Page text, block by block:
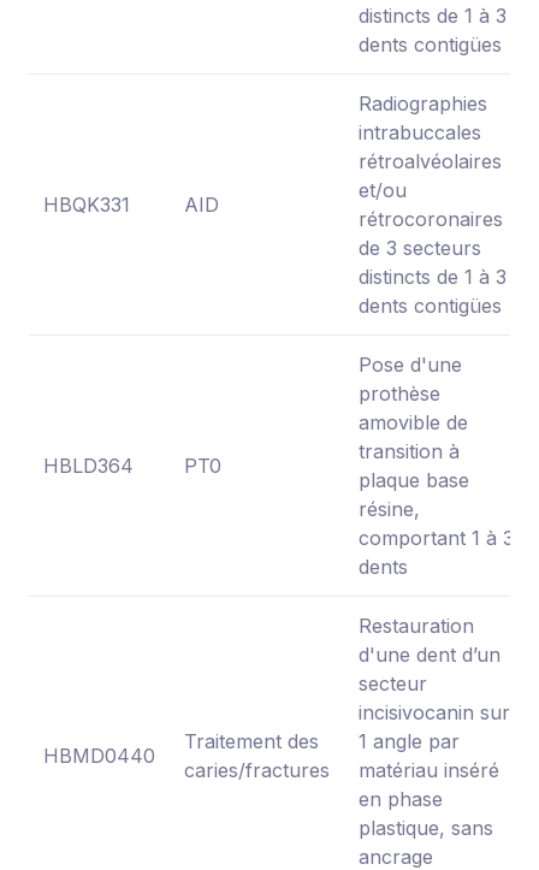
distincts de 1 à 3
dents contigües
HBQK331 AID
Radiographies
intrabuccales
rétroalvéolaires
et/ou
rétrocoronaires
de 3 secteurs
distincts de 1 à 3
dents contigües
HBLD364 PT0
Pose d'une
prothèse
amovible de
transition à
plaque base
résine,
comportant 1 à 3
dents
HBMD0440
Traitement des
caries/fractures
Restauration
d'une dent d’un
secteur
incisivocanin sur
1 angle par
matériau inséré
en phase
plastique, sans
ancrage